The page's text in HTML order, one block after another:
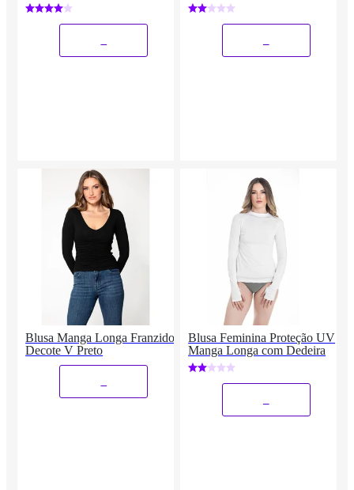
Poliéster Premium Fitness Casual
Blusa Manga Longa Franzido
Decote V Preto
Blusa Feminina Proteção UV
Manga Longa com Dedeira